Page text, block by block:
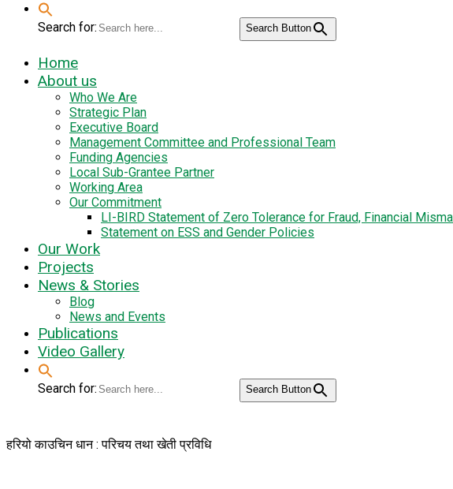
Search for: Search Button
Home
About us
Who We Are
Strategic Plan
Executive Board
Management Committee and Professional Team
Funding Agencies
Local Sub-Grantee Partner
Working Area
Our Commitment
LI-BIRD Statement of Zero Tolerance for Fraud, Financial
Statement on ESS and Gender Policies
Our Work
Projects
News & Stories
Blog
News and Events
Publications
Video Gallery
Search for: Search Button
हरियो काउचिन धान : परिचय तथा खेती प्रविधि